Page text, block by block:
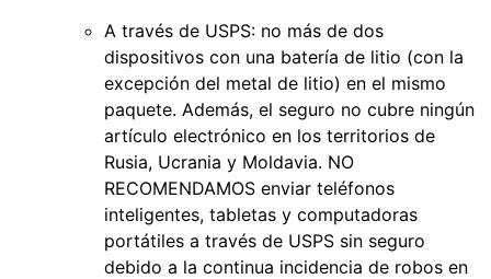
A través de USPS: no más de dos
dispositivos con una batería de litio (con la
excepción del metal de litio) en el mismo
paquete. Además, el seguro no cubre ningún
artículo electrónico en los territorios de
Rusia, Ucrania y Moldavia. NO
RECOMENDAMOS enviar teléfonos
inteligentes, tabletas y computadoras
portátiles a través de USPS sin seguro
debido a la continua incidencia de robos en